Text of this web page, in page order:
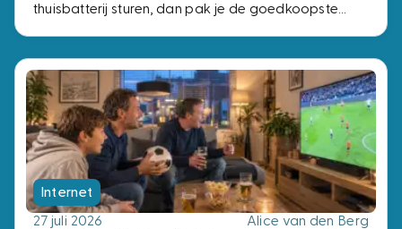
thuisbatterij sturen, dan pak je de goedkoopste
Internet
27 juli 2026
Alice van den Berg